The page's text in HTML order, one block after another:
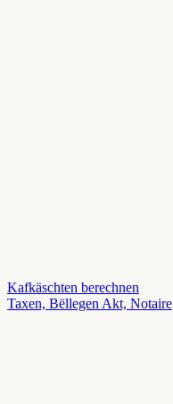
Kafkäschten berechnen
Taxen, Bëllegen Akt, Notaire